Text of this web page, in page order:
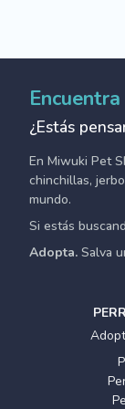
¿Estás
En Miwuki Pet
chinchillas,
mundo.
Si estás
Adopta. Salva